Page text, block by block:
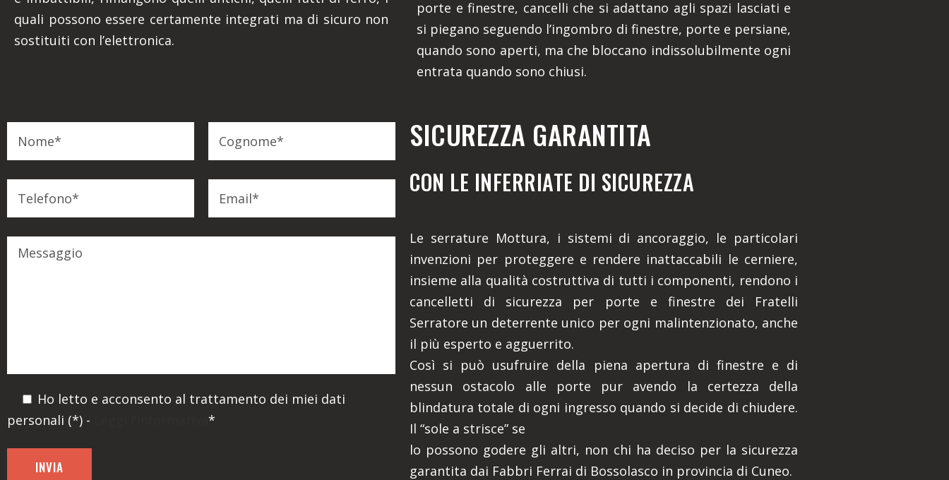
quali possono essere certamente integrati ma di sicuro non
sostituiti con l’elettronica.
porte e finestre, cancelli che si adattano agli spazi lasciati e
si piegano seguendo l’ingombro di finestre, porte e persiane,
quando sono aperti, ma che bloccano indissolubilmente ogni
entrata quando sono chiusi.
Ho letto e acconsento al trattamento dei miei dati
personali (*) -
*
SICUREZZA GARANTITA
CON LE INFERRIATE DI SICUREZZA
Le serrature Mottura, i sistemi di ancoraggio, le particolari
invenzioni per proteggere e rendere inattaccabili le cerniere,
insieme alla qualità costruttiva di tutti i componenti, rendono i
cancelletti di sicurezza per porte e finestre dei Fratelli
Serratore un deterrente unico per ogni malintenzionato, anche
il più esperto e agguerrito.
Così si può usufruire della piena apertura di finestre e di
nessun ostacolo alle porte pur avendo la certezza della
blindatura totale di ogni ingresso quando si decide di chiudere.
Il “sole a strisce” se
lo possono godere gli altri, non chi ha deciso per la sicurezza
garantita dai Fabbri Ferrai di Bossolasco in provincia di Cuneo.